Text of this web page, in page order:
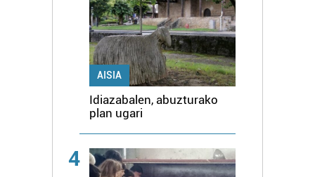
AISIA
Idiazabalen, abuzturako
plan ugari
4